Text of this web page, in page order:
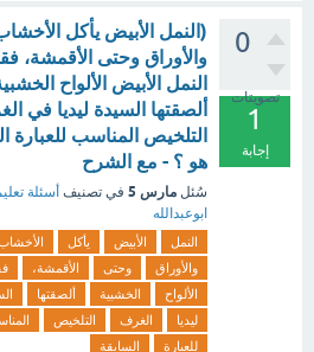
0
تصويتات
1
إجابة
(النمل الأبيض يأكل
والأوراق وحتى الأقمشة،
النمل الأبيض الألواح
ألصقتها السيدة ليديا في
التلخيص المناسب للعبارة
هو ؟ - مع الشرح
سُئل مارس 5 في تصنيف أسئلة
ابوعبدالله
النمل الأبيض يأكل
والأوراق
وحتى الأقمشة،
الألواح
الخشبية ألصقتها
ليديا
الغرف التلخيص
للعبارة
السابقة